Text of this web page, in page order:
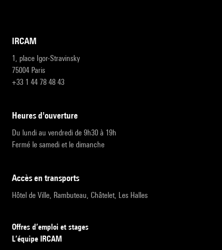
IRCAM
1, place Igor-Stravinsky
75004 Paris
+33 1 44 78 48 43
heures d'ouverture
Du lundi au vendredi de 9h30 à 19h
Fermé le samedi et le dimanche
accès en transports
Hôtel de Ville, Rambuteau, Châtelet, Les Halles
Offres d’emploi et stages
L’équipe IRCAM